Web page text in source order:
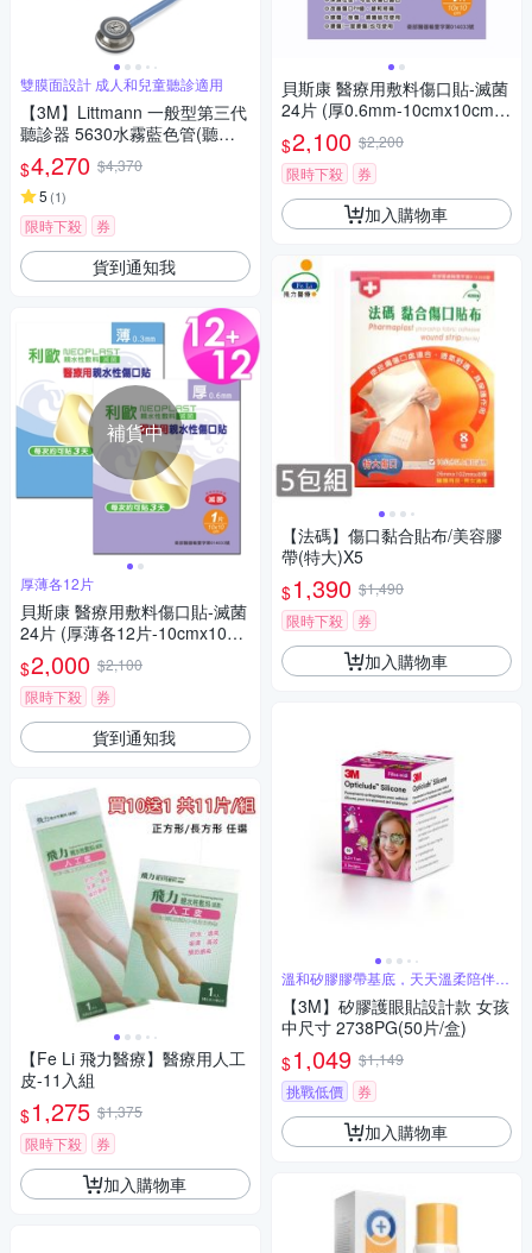
雙膜面設計 成人和兒童聽診適用
【3M】Littmann 一般型第三代
聽診器 5630水霧藍色管(聽診
器權威 全球醫界好評與肯定)
$4,270 $4,370
5 (1)
限時下殺 券
貨到通知我
補貨中
厚薄各12片
貝斯康 醫療用敷料傷口貼-滅菌
24片 (厚薄各12片-10cmx10c
m/片)
$2,000 $2,100
限時下殺
券
貨到通知我
【Fe Li 飛力醫療】醫療用人工
皮-11入組
$1,275 $1,375
限時下殺
券
加入購物車
貝斯康 醫療用敷料傷口貼-滅菌
24片 (厚0.6mm-10cmx10cm/
片)
$2,100 $2,200
限時下殺
券
加入購物車
【法碼】傷口黏合貼布/美容膠
帶(特大)X5
$1,390 $1,490
限時下殺
券
加入購物車
溫和矽膠膠帶基底，天天溫柔陪伴我
的好朋友
【3M】矽膠護眼貼設計款 女孩
中尺寸 2738PG(50片/盒)
$1,049 $1,149
挑戰低價
券
加入購物車